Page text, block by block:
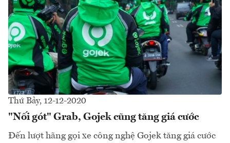
Thứ Bảy, 12-12-2020
"Nối gót" Grab, Gojek cũng tăng giá cước
Đến lượt hãng gọi xe công nghệ Gojek tăng giá cước